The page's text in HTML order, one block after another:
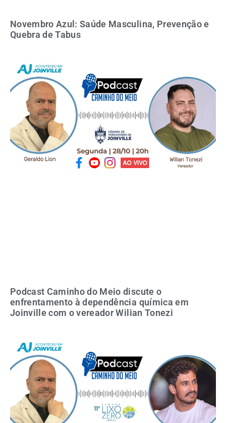
Novembro Azul: Saúde Masculina, Prevenção e
Quebra de Tabus
Podcast Caminho do Meio discute o
enfrentamento à dependência química em
Joinville com o vereador Wilian Tonezi